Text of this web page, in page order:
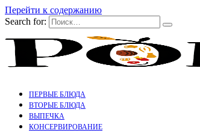
Перейти к содержанию
Search for:
ПЕРВЫЕ БЛЮДА
ВТОРЫЕ БЛЮДА
ВЫПЕЧКА
КОНСЕРВИРОВАНИЕ